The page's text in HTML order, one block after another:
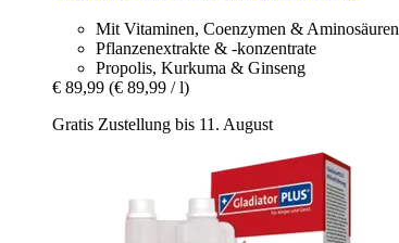
Mit Vitaminen, Coenzymen & Aminosäuren
Pflanzenextrakte & -konzentrate
Propolis, Kurkuma & Ginseng
€ 89,99 (€ 89,99 / l)
Gratis Zustellung bis 11. August